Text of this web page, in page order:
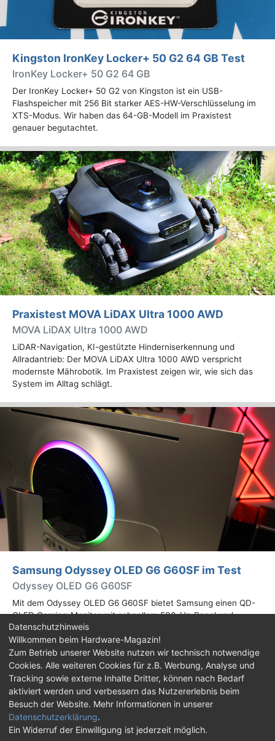
Kingston IronKey Locker+ 50 G2 64 GB Test
IronKey Locker+ 50 G2 64 GB
Der IronKey Locker+ 50 G2 von Kingston ist ein USB-
Flashspeicher mit 256 Bit starker AES-HW-Verschlüsselung im
XTS-Modus. Wir haben das 64-GB-Modell im Praxistest
genauer begutachtet.
Praxistest MOVA LiDAX Ultra 1000 AWD
MOVA LiDAX Ultra 1000 AWD
LiDAR-Navigation, KI-gestützte Hinderniserkennung und
Allradantrieb: Der MOVA LiDAX Ultra 1000 AWD verspricht
modernste Mährobotik. Im Praxistest zeigen wir, wie sich das
System im Alltag schlägt.
Samsung Odyssey OLED G6 G60SF im Test
Odyssey OLED G6 G60SF
Mit dem Odyssey OLED G6 G60SF bietet Samsung einen QD-
OLED Gaming-Monitor mit schnellem 500-Hz-Panel und
WQHD-Auflösung an. Wir haben den 27 Zoll großen Monitor auf
Herz und Nieren geprüft.
Impressum| Kontakt |Jobs |Datenschutz |
Consent‑Einstellungen |Haftungsausschluss
Feed Facebook
Twitch
Discord
Datenschutzhinweis
Willkommen beim Hardware-Magazin!
Zum Betrieb unserer Website nutzen wir technisch notwendige
Cookies. Alle weiteren Cookies für z.B. Werbung, Analyse und
Tracking sowie externe Inhalte Dritter, können nach Bedarf
aktiviert werden und verbessern das Nutzererlebnis beim
Besuch der Website. Mehr Informationen in unserer
Datenschutzerklärung.
Ein Widerruf der Einwilligung ist jederzeit möglich.